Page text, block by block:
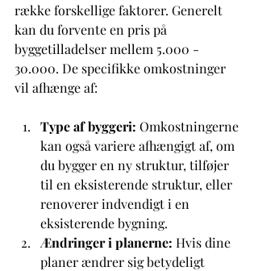
række forskellige faktorer. Generelt
kan du forvente en pris på
byggetilladelser mellem 5.000 -
30.000. De specifikke omkostninger
vil afhænge af:
Type af byggeri: Omkostningerne
kan også variere afhængigt af, om
du bygger en ny struktur, tilføjer
til en eksisterende struktur, eller
renoverer indvendigt i en
eksisterende bygning.
Ændringer i planerne: Hvis dine
planer ændrer sig betydeligt